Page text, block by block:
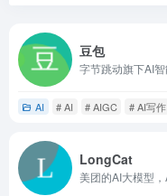
豆包
AI # AI # AIGC # AI写作
LongCat